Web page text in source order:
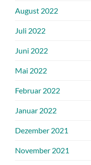
August 2022
Juli 2022
Juni 2022
Mai 2022
Februar 2022
Januar 2022
Dezember 2021
November 2021